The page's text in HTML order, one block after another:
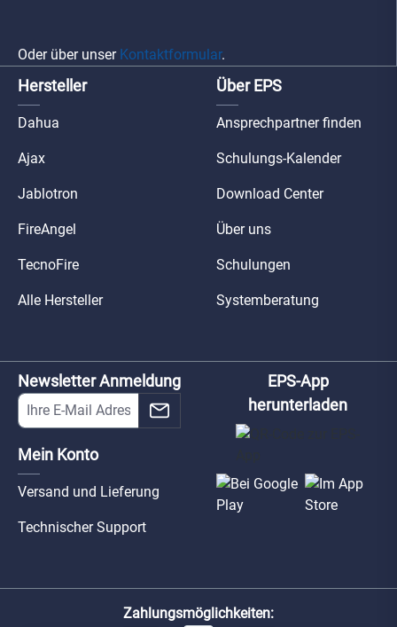
Oder über unser Kontaktformular.
Hersteller
Dahua
Ajax
Jablotron
FireAngel
TecnoFire
Alle Hersteller
Über EPS
Ansprechpartner finden
Schulungs-Kalender
Download Center
Über uns
Schulungen
Systemberatung
Newsletter Anmeldung
Mein Konto
Versand und Lieferung
Technischer Support
EPS-App
herunterladen
Zahlungsmöglichkeiten: